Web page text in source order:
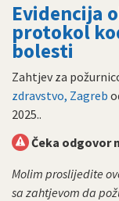
Evidencija
protokol
bolesti
Zahtjev za
zdravstvo, Zagreb
2025..
Čeka odgovor
Molim proslijedite
sa zahtjevom da